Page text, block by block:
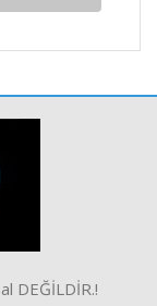
DEĞİLDİR.!